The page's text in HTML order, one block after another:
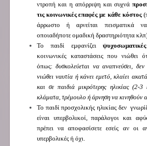
ντροπή και η απόρριψη και συχνά
τις κοινωνικές επαφές με κάθε κόστος
άρρωστο ή αρνείται πεισματικά
οποιαδήποτε ομαδική δραστηριότητα
Το παιδί εμφανίζει
κοινωνικές καταστάσεις που νιώθει
όπως:δυσκολεύεται να αναπνεύσει,
νιώθει ναυτία ή κάνει εμετό, κλαίει
και σε παιδιά μικρότερης ηλικίας (2-3
κλάματα, τρέμουλο ή άρνηση να κινηθούν
Το παιδί προσχολικής ηλικίας δεν
είναι υπερβολικοί, παράλογοι και
πρέπει να αποφασίσετε εσείς αν οι
υπερβολικές ή όχι.